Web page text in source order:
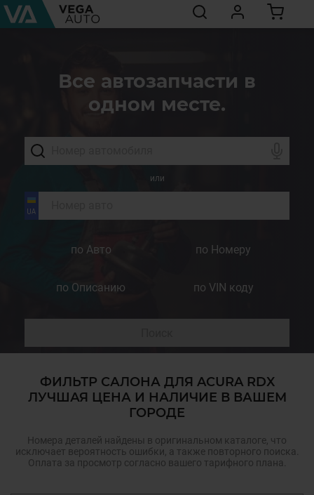
Все автозапчасти в
одном месте.
или
по Авто по Номеру
по Описанию по VIN коду
ФИЛЬТР САЛОНА ДЛЯ ACURA RDX
ЛУЧШАЯ ЦЕНА И НАЛИЧИЕ В ВАШЕМ
ГОРОДЕ
Номера деталей найдены в оригинальном каталоге, что
исключает вероятность ошибки, а также повторного поиска.
Оплата за просмотр согласно вашего тарифного плана.